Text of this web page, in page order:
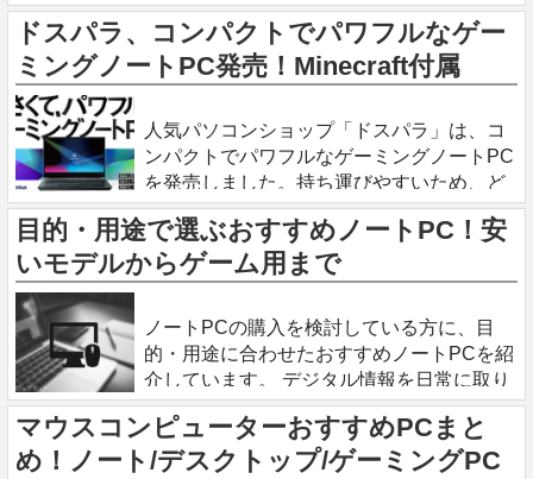
トPC、ビジネスPCなどが対象です。 マウ
スコンピューターの売れ筋モデルが値下
げ！ 6月下旬、マウス
ドスパラ、コンパクトでパワフルなゲー
ミングノートPC発売！Minecraft付属
人気パソコンショップ「ドスパラ」は、コ
ンパクトでパワフルなゲーミングノートPC
を発売しました。持ち運びやすいため、ど
こでもPCゲームや画像・動画編集が可能で
す。 コンパクトでパワフルなゲーミングノ
ートPC新製品 液晶サイズ1
目的・用途で選ぶおすすめノートPC！安
いモデルからゲーム用まで
ノートPCの購入を検討している方に、目
的・用途に合わせたおすすめノートPCを紹
介しています。 デジタル情報を日常に取り
入れるにはパソコンが非常に便利です。生
活、仕事、学習、エンターテインメントに
おいて欠かせないデバイスとなっていま
マウスコンピューターおすすめPCまと
め！ノート/デスクトップ/ゲーミングPC